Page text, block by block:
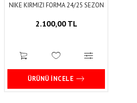
NIKE KIRMIZI FORMA 24/25 SEZON
2.100,00 TL
ÜRÜNÜ İNCELE